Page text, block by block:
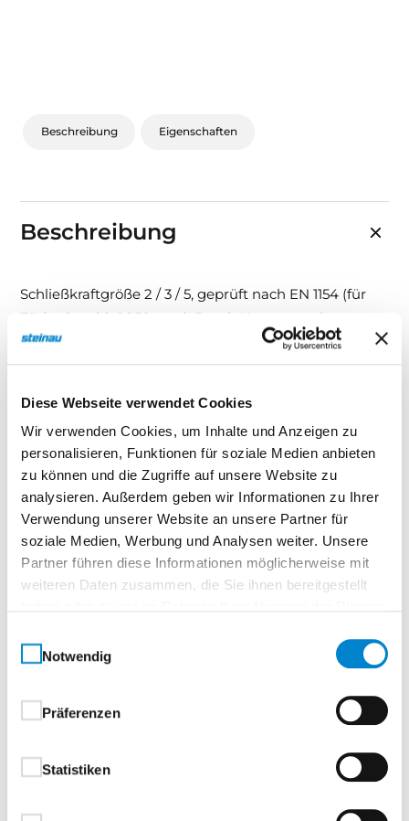
Diese Webseite verwendet Cookies
Wir verwenden Cookies, um Inhalte und Anzeigen zu
personalisieren, Funktionen für soziale Medien anbieten
zu können und die Zugriffe auf unsere Website zu
analysieren. Außerdem geben wir Informationen zu Ihrer
Verwendung unserer Website an unsere Partner für
soziale Medien, Werbung und Analysen weiter. Unsere
Partner führen diese Informationen möglicherweise mit
weiteren Daten zusammen, die Sie ihnen bereitgestellt
Notwendig
Präferenzen
Statistiken
Beschreibung Eigenschaften
Beschreibung
Schließkraftgröße 2 / 3 / 5, geprüft nach EN 1154 (für
Türbreiten bis 1.250 mm). Durch Umsetzen des
Türschließers einstellbar. Endschlag und
Schließgeschwindigkeit seitlich stufenlos einstellbar.
DIN-L/R. Bautiefe nur 41 mm. Gewicht: 1.320 g. Max.
Türöffnungswinkel: 180°
Mit nur zwei Grundkörpern bedient das
Türschließer-Portfolio jede Türdimension
Edelstahlcover umschließt den
Aluminiumkorpus mit der Kraft des Federstahls
und verdeckt so alle Einstellparameter sicher
gegen unbefugten Zugriff
Justierung aller Parameter des Schließvorgangs
mit einem handelsüblichen Inbusschlüssel
Türschließer
Materialeinsatz tragen wesentlich zur Schonung
Bandseite: Normalmontage auf dem Türblatt.